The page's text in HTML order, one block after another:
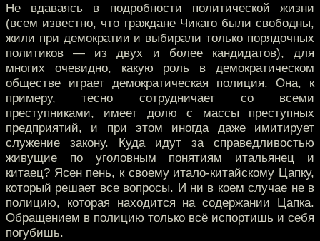
Не вдаваясь в подробности политической жизни
(всем известно, что граждане Чикаго были свободны,
жили при демократии и выбирали только порядочных
политиков — из двух и более кандидатов), для
многих очевидно, какую роль в демократическом
обществе играет демократическая полиция. Она, к
примеру, тесно сотрудничает со всеми
преступниками, имеет долю с массы преступных
предприятий, и при этом иногда даже имитирует
служение закону. Куда идут за справедливостью
живущие по уголовным понятиям итальянец и
китаец? Ясен пень, к своему итало-китайскому Цапку,
который решает все вопросы. И ни в коем случае не в
полицию, которая находится на содержании Цапка.
Обращением в полицию только всё испортишь и себя
погубишь.